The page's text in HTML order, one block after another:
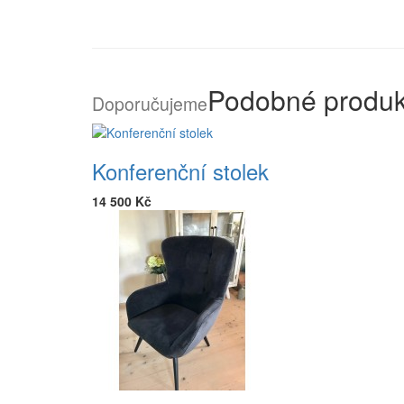
DoporučujemePodobné
Konferenční stolek
14 500 Kč